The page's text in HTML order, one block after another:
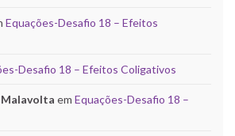
Equações-Desafio 18 – Efeitos
Desafio 18 – Efeitos Coligativos
em Equações-Desafio 18 –